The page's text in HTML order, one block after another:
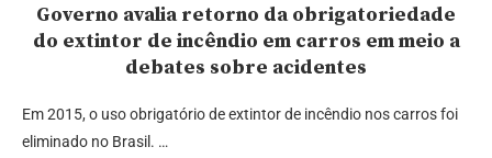
Governo avalia retorno da obrigatoriedade
do extintor de incêndio em carros em meio a
debates sobre acidentes
Em 2015, o uso obrigatório de extintor de incêndio nos carros foi
eliminado no Brasil. …